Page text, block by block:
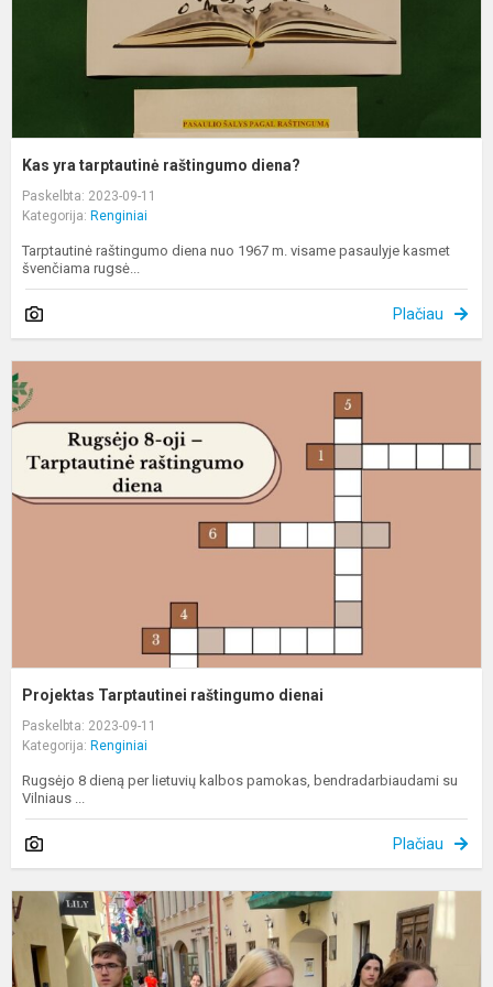
Kas yra tarptautinė raštingumo diena?
Paskelbta: 2023-09-11
Kategorija: Renginiai
Tarptautinė raštingumo diena nuo 1967 m. visame pasaulyje kasmet
švenčiama rugsė...
Plačiau
Projektas Tarptautinei raštingumo dienai
Paskelbta: 2023-09-11
Kategorija: Renginiai
Rugsėjo 8 dieną per lietuvių kalbos pamokas, bendradarbiaudami su
Vilniaus ...
Plačiau